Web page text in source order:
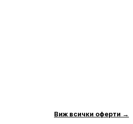
Виж всички оферти →